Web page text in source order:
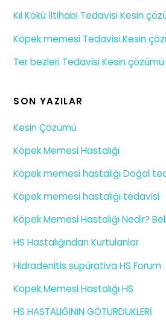
Kıl Kökü İltihabı Tedavisi Kesin
Köpek memesi Tedavisi Kesin
Ter bezleri Tedavisi Kesin çözümü
SON YAZILAR
Kesin Çözümü
Köpek Memesi Hastalığı
Köpek memesi hastalığı Doğal
Köpek memesi hastalığı tedavisi
Köpek Memesi Hastalığı Nedir?
HS Hastalığından Kurtulanlar
Hidradenitis süpürativa HS Forum
Köpek Memesi Hastalığı HS
HS HASTALIĞININ GÖTÜRDÜKLERİ